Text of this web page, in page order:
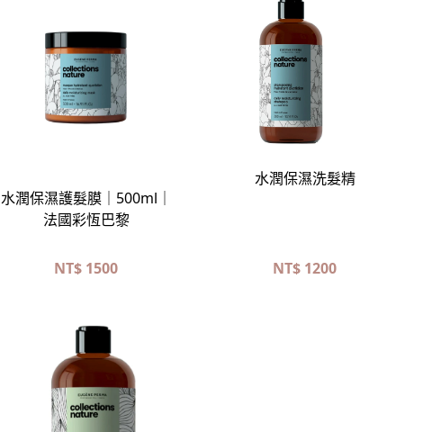
水潤保濕護髮膜｜500ml｜
法國彩恆巴黎
NT$ 1500
立即選購
水潤保濕洗髮精
NT$ 1200